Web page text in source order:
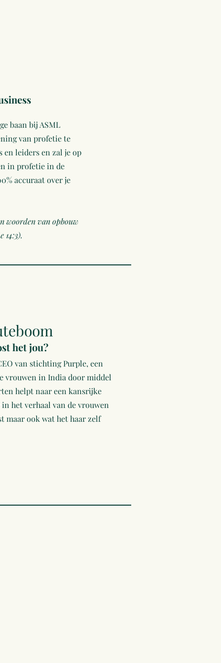
baan bij ASML
van profetie te
en leiders en zal je op
in profetie in de
accuraat over je
woorden van opbouw
14:3).
het jou?
van stichting Purple, een
vrouwen in India door middel
helpt naar een kansrijke
het verhaal van de vrouwen
maar ook wat het haar zelf